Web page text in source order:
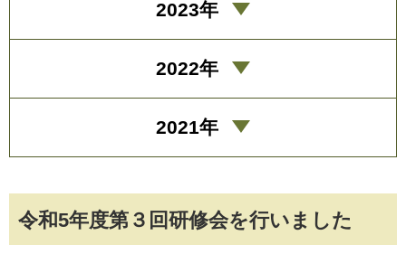
令和5年度第３回研修会を行いました
2023年
2022年
2021年